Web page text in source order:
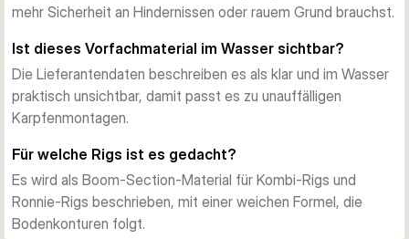
Stärke für anspruchsvolle Plätze
Anwendungen ausgelegt, mit hoher Abriebfestigkeit, starker
Knotenfestigkeit und kontrollierter Elastizität. Wähle 0.50mm
für die leichtere 13.6kg Variante, oder 0.60mm für die
stärkere 20.41kg Ausführung.
Jede Variante wird auf einer 100m Pony-Spule geliefert, mit
ausreichend Material für viele Rigs und Ersatzvorfächer. Die
weiche Haptik erleichtert die Handhabung am Wasser,
während die nötige Stärke für rauen Grund erhalten bleibt.
mehr Sicherheit an Hindernissen oder rauem Grund brauchst.
Ist dieses Vorfachmaterial im Wasser sichtbar?
Die Lieferantendaten beschreiben es als klar und im Wasser
praktisch unsichtbar, damit passt es zu unauffälligen
Karpfenmontagen.
Für welche Rigs ist es gedacht?
Es wird als Boom-Section-Material für Kombi-Rigs und
Ronnie-Rigs beschrieben, mit einer weichen Formel, die
Bodenkonturen folgt.